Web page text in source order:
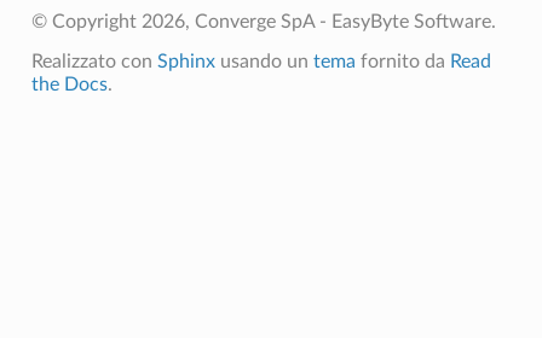
© Copyright 2026, Converge SpA - EasyByte Software.
Realizzato con Sphinxusando un tema fornito da Read
the Docs.